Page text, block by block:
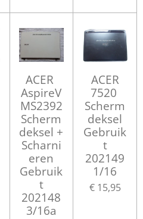
ACER
AspireV
MS2392
Scherm
deksel +
Scharni
eren
Gebruik
t
202148
3/16a
ACER
7520
Scherm
deksel
Gebruik
t
202149
1/16
€ 15,95